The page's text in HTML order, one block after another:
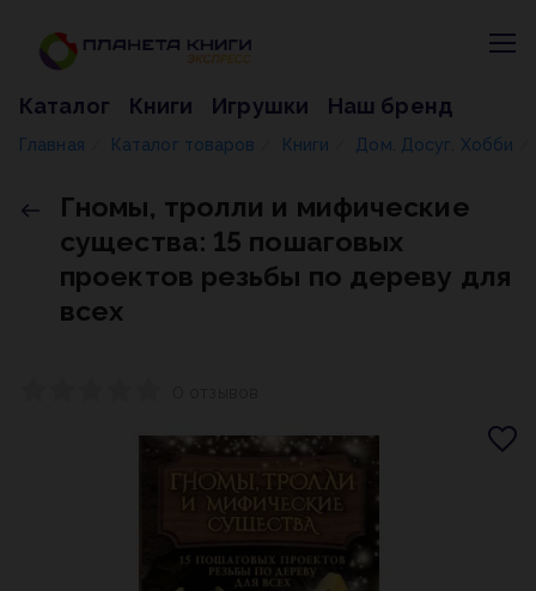
Каталог Книги Игрушки Наш бренд
Главная Каталог товаров Книги Дом. Досуг. Хобби
Гномы, тролли и мифические
существа: 15 пошаговых
проектов резьбы по дереву для
всех